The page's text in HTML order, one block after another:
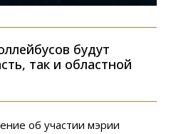
будут
так и областной
об участии мэрии